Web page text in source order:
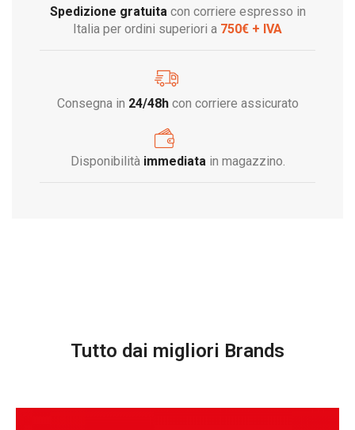
Spedizione gratuita con corriere espresso in
Italia per ordini superiori a 750€ + IVA
Consegna in 24/48hcon corriere assicurato
Disponibilità immediata in magazzino.
Tutto dai migliori Brands